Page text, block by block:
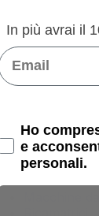
Macchine
In più avrai il
Email
Privacy Policy
Ho
e
personali.